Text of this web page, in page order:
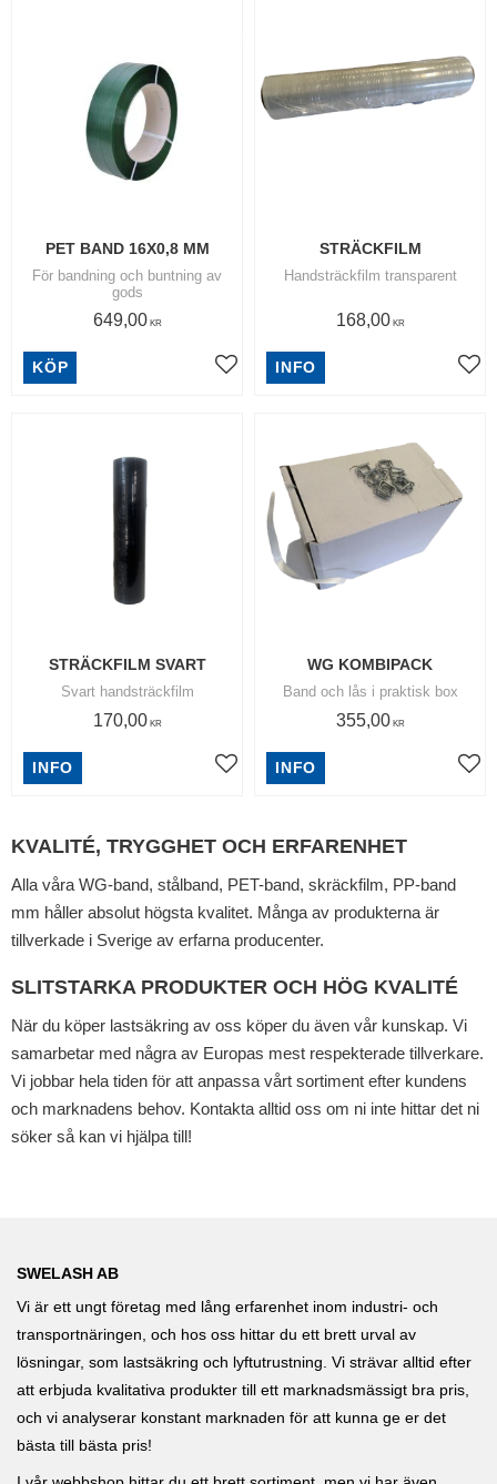
PET BAND 16X0,8 MM
För bandning och buntning av
gods
649,00KR
Lägg till i favoriter
KÖP
STRÄCKFILM
Handsträckfilm transparent
168,00KR
INFO
STRÄCKFILM SVART
Svart handsträckfilm
170,00KR
Lägg till i favoriter
INFO
WG KOMBIPACK
Band och lås i praktisk box
355,00KR
INFO
KVALITÉ, TRYGGHET OCH ERFARENHET
Alla våra WG-band, stålband, PET-band, skräckfilm, PP-band
mm håller absolut högsta kvalitet. Många av produkterna är
tillverkade i Sverige av erfarna producenter.
SLITSTARKA PRODUKTER OCH HÖG KVALITÉ
När du köper lastsäkring av oss köper du även vår kunskap. Vi
samarbetar med några av Europas mest respekterade tillverkare.
Vi jobbar hela tiden för att anpassa vårt sortiment efter kundens
och marknadens behov. Kontakta alltid oss om ni inte hittar det ni
söker så kan vi hjälpa till!
SWELASH AB
Vi är ett ungt företag med lång erfarenhet inom industri- och
transportnäringen, och hos oss hittar du ett brett urval av
lösningar, som lastsäkring och lyftutrustning. Vi strävar alltid efter
att erbjuda kvalitativa produkter till ett marknadsmässigt bra pris,
och vi analyserar konstant marknaden för att kunna ge er det
bästa till bästa pris!